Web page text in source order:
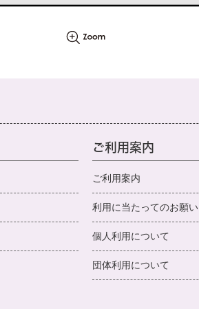
ご利用案内
ご利用案内
利用に当たってのお願い
個人利用について
団体利用について